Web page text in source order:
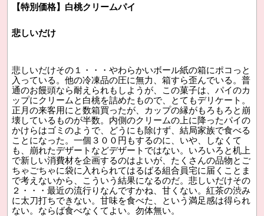
【特別価格】白桃クリームパイ
悲しいだけ
悲しいだけその１・・・やわらかいボール紙の箱にポコっと
入っている。他の冷凍品の圧に無力、箱すら歪んでいる。普
通のお饅頭なら耐えられもしようが、この菓子は、パイのカ
ップにクリームと白桃を詰めたもので、とてもデリケート。
正月の来客用にと数箱買ったが、カップの縁がもろもろと崩
壊しているものが半数。内側のクリームの上に降ったパイの
かけらはゴミのようで、どうにも除けず、結局家族で食べる
ことになった。一個３００円もするのに、いや、しなくて
も、崩れたデザートなどデザートではない。いろいろと机上
で新しい消費材を企画するのはよいが、たくさんの品物とご
ちゃごちゃに袋に入れられてはるばる組合員宅に届くことま
で考えないから、こういう結果になるのだ。悲しいだけその
２・・・最近の流行りなんですかね、甘くない。紅茶の渋み
に太刀打ちできない。甘味を食べた、という満足感は得られ
ない。ならば食べなくてよい。勿体無い。